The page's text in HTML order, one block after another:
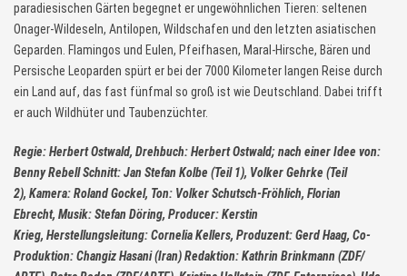
paradiesischen Gärten begegnet er ungewöhnlichen Tieren: seltenen
Onager-Wildeseln, Antilopen, Wildschafen und den letzten asiatischen
Geparden. Flamingos und Eulen, Pfeifhasen, Maral-Hirsche, Bären und
Persische Leoparden spürt er bei der 7000 Kilometer langen Reise durch
ein Land auf, das fast fünfmal so groß ist wie Deutschland. Dabei trifft
er auch Wildhüter und Taubenzüchter.
Regie: Herbert Ostwald, Drehbuch: Herbert Ostwald; nach einer Idee von:
Benny Rebell Schnitt: Jan Stefan Kolbe (Teil 1), Volker Gehrke (Teil
2), Kamera: Roland Gockel, Ton: Volker Schutsch-Fröhlich, Florian
Ebrecht, Musik: Stefan Döring, Producer: Kerstin
Krieg, Herstellungsleitung: Cornelia Kellers, Produzent: Gerd Haag, Co-
Produktion: Changiz Hasani (Iran) Redaktion: Kathrin Brinkmann (ZDF/